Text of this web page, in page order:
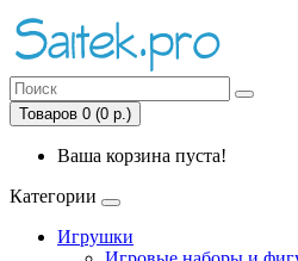
Товаров 0 (0 р.)
Ваша корзина пуста!
Категории
Игрушки